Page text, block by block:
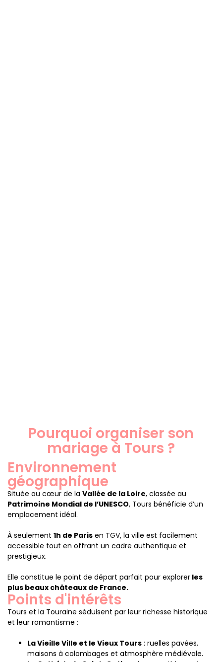
Pourquoi organiser son
mariage à Tours ?
Environnement
géographique
Située au cœur de la Vallée de la Loire, classée au
Patrimoine Mondial de l’UNESCO, Tours bénéficie d’un
emplacement idéal.
À seulement 1h de Paris en TGV, la ville est facilement
accessible tout en offrant un cadre authentique et
prestigieux.
Elle constitue le point de départ parfait pour explorer les
plus beaux châteaux de France.
Points d'intérêts
Tours et la Touraine séduisent par leur richesse historique
et leur romantisme :
La Vieille Ville et le Vieux Tours : ruelles pavées,
maisons à colombages et atmosphère médiévale.